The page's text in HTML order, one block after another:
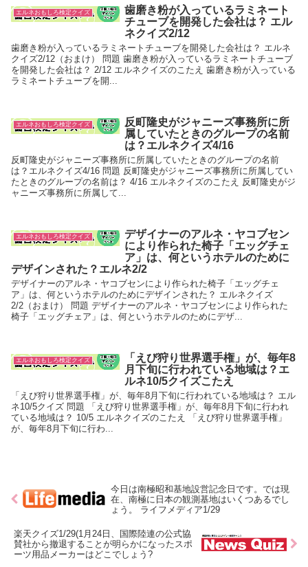
エルネおもしろ検定クイズ
歯磨き粉が入っているラミネート
チューブを開発した会社は？ エル
ネクイズ2/12
歯磨き粉が入っているラミネートチューブを開発した会社は？ エルネ
クイズ2/12（おまけ） 問題 歯磨き粉が入っているラミネートチューブ
を開発した会社は？ 2/12 エルネクイズのこたえ 歯磨き粉が入っている
ラミネートチューブを開...
エルネおもしろ検定クイズ
反町隆史がジャニーズ事務所に所
属していたときのグループの名前
は？エルネクイズ4/16
反町隆史がジャニーズ事務所に所属していたときのグループの名前
は？エルネクイズ4/16 問題 反町隆史がジャニーズ事務所に所属してい
たときのグループの名前は？ 4/16 エルネクイズのこたえ 反町隆史がジ
ャニーズ事務所に所属して...
エルネおもしろ検定クイズ
デザイナーのアルネ・ヤコブセン
により作られた椅子「エッグチェ
ア」は、何というホテルのために
デザインされた？エルネ2/2
デザイナーのアルネ・ヤコブセンにより作られた椅子「エッグチェ
ア」は、何というホテルのためにデザインされた？ エルネクイズ
2/2（おまけ） 問題 デザイナーのアルネ・ヤコブセンにより作られた
椅子「エッグチェア」は、何というホテルのためにデザ...
エルネおもしろ検定クイズ
「えび狩り世界選手権」が、毎年8
月下旬に行われている地域は？エ
ルネ10/5クイズこたえ
「えび狩り世界選手権」が、毎年8月下旬に行われている地域は？ エル
ネ10/5クイズ 問題 「えび狩り世界選手権」が、毎年8月下旬に行われ
ている地域は？ 10/5 エルネクイズのこたえ 「えび狩り世界選手権」
が、毎年8月下旬に行わ...
今日は南極昭和基地設営記念日です。では現
在、南極に日本の観測基地はいくつあるでし
ょう。 ライフメディア1/29
楽天クイズ1/29(1月24日、国際陸連の公式協
賛社から撤退することが明らかになったスポ
ーツ用品メーカーはどこでしょう?